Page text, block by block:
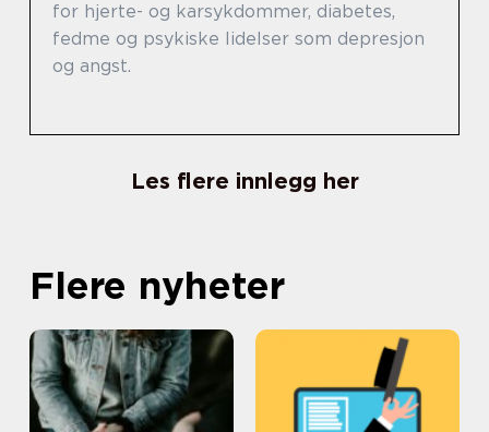
for hjerte- og karsykdommer, diabetes,
fedme og psykiske lidelser som depresjon
og angst.
Les flere innlegg her
Flere nyheter